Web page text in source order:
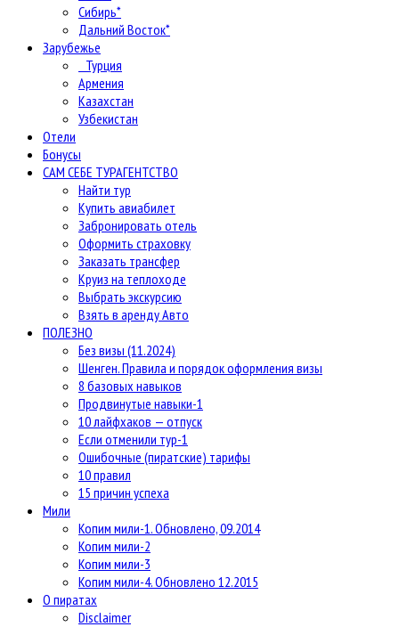
Сибирь*
Дальний Восток*
Зарубежье
Турция
Армения
Казахстан
Узбекистан
Отели
Бонусы
САМ СЕБЕ ТУРАГЕНТСТВО
Найти тур
Купить авиабилет
Забронировать отель
Оформить страховку
Заказать трансфер
Круиз на теплоходе
Выбрать экскурсию
Взять в аренду Авто
ПОЛЕЗНО
Без визы (11.2024)
Шенген. Правила и порядок оформления визы
8 базовых навыков
Продвинутые навыки-1
10 лайфхаков — отпуск
Если отменили тур-1
Ошибочные (пиратские) тарифы
10 правил
15 причин успеха
Мили
Копим мили-1. Обновлено, 09.2014
Копим мили-2
Копим мили-3
Копим мили-4. Обновлено 12.2015
О пиратах
Disclaimer